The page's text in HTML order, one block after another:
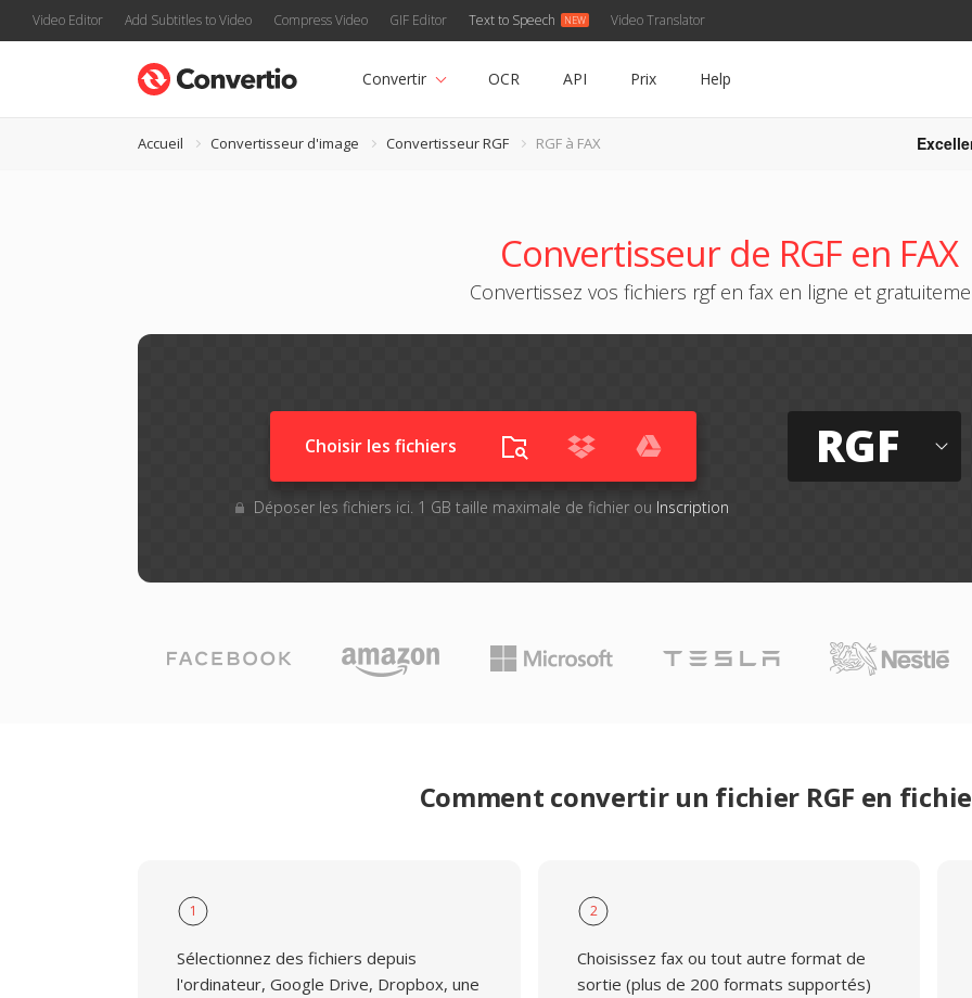
Video Editor Add Subtitles to Video Compress Video GIF Editor Text to Speech Video Translator
Convertir OCR API Prix Help
Accueil Convertisseur d'image Convertisseur RGF RGF à FAX
Convertisseur de RGF en FAX
Convertissez vos fichiers rgf en fax en ligne et
Choisir les fichiers
Déposer les fichiers ici. 1 GB taille maximale de fichier ou Inscription
RGF
Comment convertir un fichier RGF en
1
Sélectionnez des fichiers depuis
l'ordinateur, Google Drive, Dropbox, une
2
Choisissez fax ou tout autre format de
sortie (plus de 200 formats supportés)